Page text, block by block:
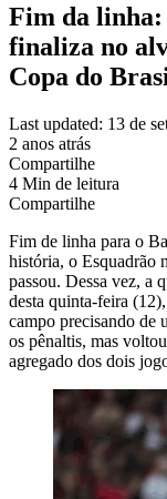
Fim da linha:
finaliza no
Copa do
Last updated: 13 de
2 anos atrás
Compartilhe
4 Min de leitura
Compartilhe
Fim de linha para o
história, o Esquadrão
passou. Dessa vez, a
desta quinta-feira
campo precisando de
os pênaltis, mas
agregado dos dois